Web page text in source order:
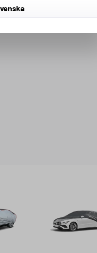
de polyuréthane), côté /